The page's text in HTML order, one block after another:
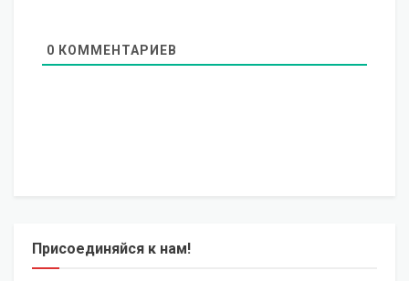
0 КОММЕНТАРИЕВ
Присоединяйся к нам!